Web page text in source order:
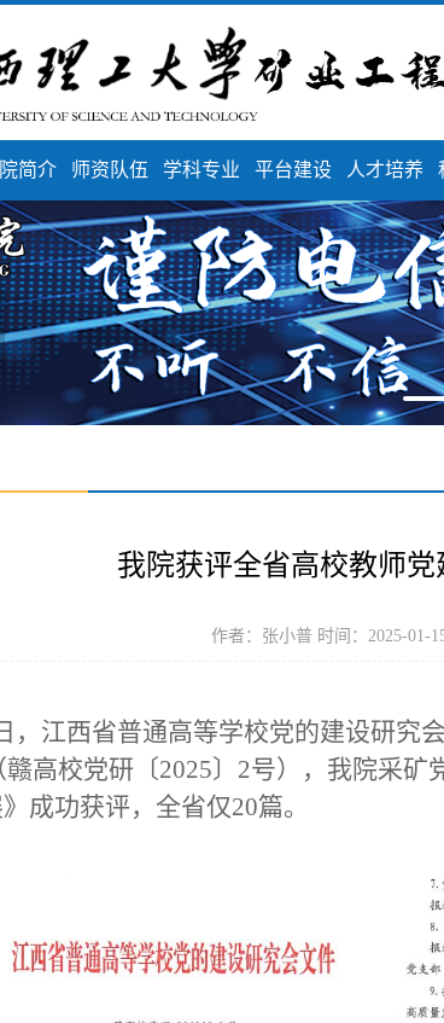
简介 师资队伍 学科专业 平台建设 人才培养
我院获评全省高校教师党
作者：张小普 时间：2025-01-
，江西省普通高等学校党的建设研究
高校党研〔2025〕 2号），我院采矿
成功获评，全省仅20篇。